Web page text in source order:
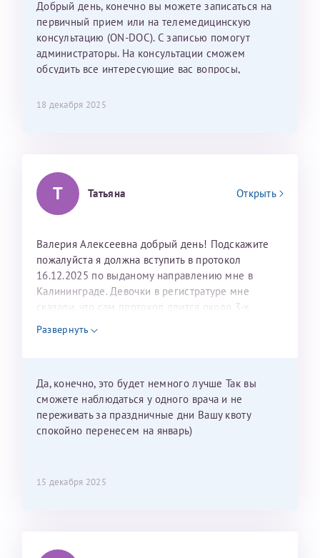
С ней общение было, как с давней знакомой, очень
лёгкое и простое. Вообще в данной клинике весь
персонал очень вежливый и чуткий, прям приятно
находиться. Мы собираемся туда ещё за вторым
ребёнком, и конечно же только к Ринату
сомнений.
26 июля 2026
Добрый день, конечно вы можете записаться на
первичный прием или на телемедицинскую
консультацию (ON-DOC). С записью помогут
администраторы. На консультации сможем
обсудить все интересующие вас вопросы,
18 декабря 2025
Т Татьяна Открыть
Валерия Алексеевна добрый день! Подскажите
пожалуйста я должна вступить в протокол
16.12.2025 по выданому направлению мне в
Калининграде. Девочки в регистратуре мне
сказали, что сам протокол длится около 3-х
недель и 3 недели я должна находится в Питере.
Можно мне новый год провести в Калининграде и
Развернуть
Да, конечно, это будет немного лучше Так вы
сможете наблюдаться у одного врача и не
переживать за праздничные дни Вашу квоту
спокойно перенесем на январь)
15 декабря 2025